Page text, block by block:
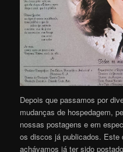
Depois que passamos por
mudanças de hospedagem,
nossas postagens e em
os discos já publicados. Este
achávamos já ter sido